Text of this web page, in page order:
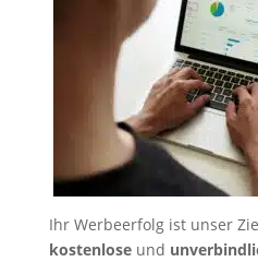
Ihr Werbeerfolg ist unser
kostenloseund